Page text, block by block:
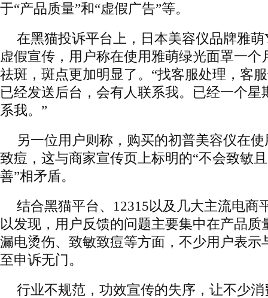
于“产品质量”和“虚假广告”等。
在黑猫投诉平台上，日本美容仪品牌雅
虚假宣传，用户称在使用雅萌绿光面罩一个
祛斑，斑点更加明显了。“找客服处理，客
已经发送后台，会有人联系我。已经一个星
系我。”
另一位用户则称，购买的初普美容仪在
致痘，这与商家宣传页上标明的“不会致敏
善”相矛盾。
结合黑猫平台、12315以及几大主流电商
以发现，用户反馈的问题主要集中在产品质
漏电烫伤、致敏致痘等方面，不少用户表示
至申诉无门。
行业不规范，功效宣传的失序，让不少